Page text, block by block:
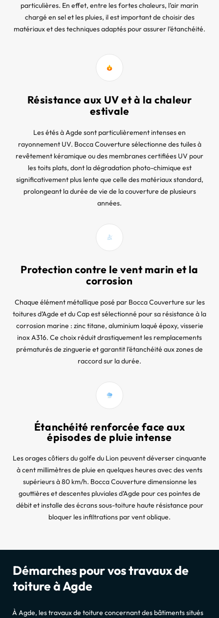
particulières. En effet, entre les fortes chaleurs, l’air marin
chargé en sel et les pluies, il est important de choisir des
matériaux et des techniques adaptés pour assurer l’étanchéité.
Résistance aux UV et à la chaleur
estivale
Les étés à Agde sont particulièrement intenses en
rayonnement UV. Bocca Couverture sélectionne des tuiles à
revêtement kéramique ou des membranes certifiées UV pour
les toits plats, dont la dégradation photo-chimique est
significativement plus lente que celle des matériaux standard,
prolongeant la durée de vie de la couverture de plusieurs
années.
Protection contre le vent marin et la
corrosion
Chaque élément métallique posé par Bocca Couverture sur les
toitures d’Agde et du Cap est sélectionné pour sa résistance à la
corrosion marine : zinc titane, aluminium laqué époxy, visserie
inox A316. Ce choix réduit drastiquement les remplacements
prématurés de zinguerie et garantit l’étanchéité aux zones de
raccord sur la durée.
Étanchéité renforcée face aux
épisodes de pluie intense
Les orages côtiers du golfe du Lion peuvent déverser cinquante
à cent millimètres de pluie en quelques heures avec des vents
supérieurs à 80 km/h. Bocca Couverture dimensionne les
gouttières et descentes pluviales d’Agde pour ces pointes de
débit et installe des écrans sous-toiture haute résistance pour
bloquer les infiltrations par vent oblique.
Démarches pour vos travaux de
toiture à Agde
À Agde, les travaux de toiture concernant des bâtiments situés